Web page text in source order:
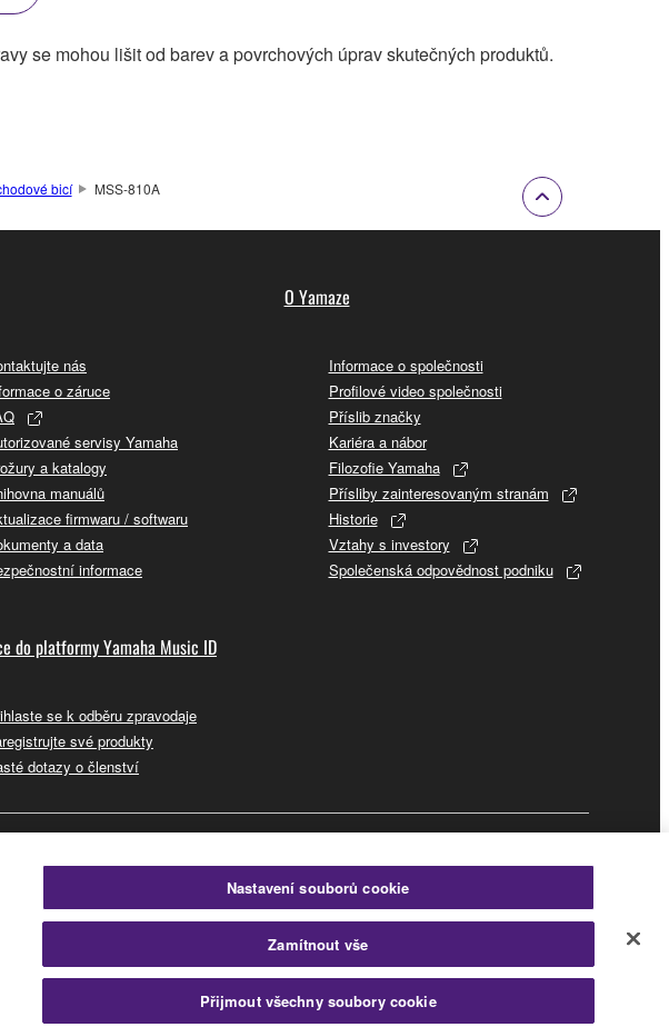
se mohou lišit od barev a povrchových úprav skutečných produktů.
bicí MSS-810A
nás
o záruce
servisy Yamaha
a katalogy
manuálů
firmwaru / softwaru
a data
informace
do platformy Yamaha Music ID
se k odběru zpravodaje
své produkty
dotazy o členství
O Yamaze
Informace o společnosti
Profilové video společnosti
Příslib značky
Kariéra a nábor
Filozofie Yamaha
Přísliby zainteresovaným stranám
Historie
Vztahy s investory
Společenská odpovědnost podniku
Nastavení souborů cookie
Zamítnout vše
Přijmout všechny soubory cookie